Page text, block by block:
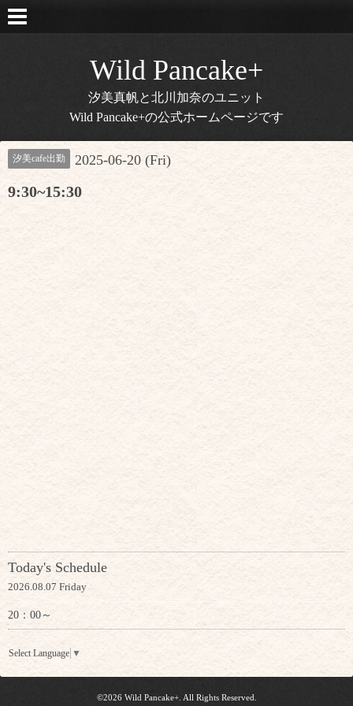
Wild Pancake+
汐美真帆と北川加奈のユニット
Wild Pancake+の公式ホームページです
汐美cafe出勤 2025-06-20 (Fri)
9:30~15:30
Today's Schedule
2026.08.07 Friday
20：00～
Select Language ▼
©2026 Wild Pancake+. All Rights Reserved.